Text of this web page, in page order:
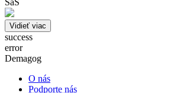
SaS
Vidieť viac
success
error
Demagog
O nás
Podporte nás